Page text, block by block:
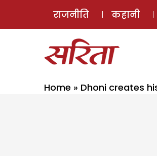
राजनीति कहानी
Home » Dhoni creates